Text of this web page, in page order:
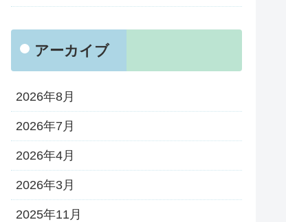
アーカイブ
2026年8月
2026年7月
2026年4月
2026年3月
2025年11月